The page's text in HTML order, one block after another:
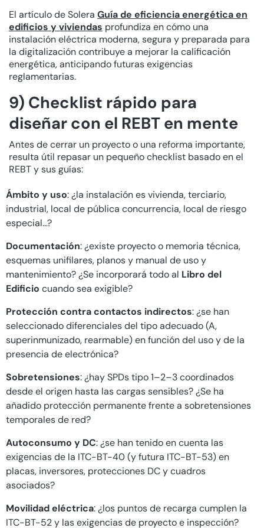
El artículo de Solera Guía de eficiencia energética en
edificios y viviendas profundiza en cómo una
instalación eléctrica moderna, segura y preparada para
la digitalización contribuye a mejorar la calificación
energética, anticipando futuras exigencias
reglamentarias.
9) Checklist rápido para
diseñar con el REBT en mente
Antes de cerrar un proyecto o una reforma importante,
resulta útil repasar un pequeño checklist basado en el
REBT y sus guías:
Ámbito y uso: ¿la instalación es vivienda, terciario,
industrial, local de pública concurrencia, local de riesgo
especial…?
Documentación: ¿existe proyecto o memoria técnica,
esquemas unifilares, planos y manual de uso y
mantenimiento? ¿Se incorporará todo al Libro del
Edificio cuando sea exigible?
Protección contra contactos indirectos: ¿se han
seleccionado diferenciales del tipo adecuado (A,
superinmunizado, rearmable) en función del uso y de la
presencia de electrónica?
Sobretensiones: ¿hay SPDs tipo 1–2–3 coordinados
desde el origen hasta las cargas sensibles? ¿Se ha
añadido protección permanente frente a sobretensiones
temporales de red?
Autoconsumo y DC: ¿se han tenido en cuenta las
exigencias de la ITC-BT-40 (y futura ITC-BT-53) en
placas, inversores, protecciones DC y cuadros
asociados?
Movilidad eléctrica: ¿los puntos de recarga cumplen la
ITC-BT-52 y las exigencias de proyecto e inspección?